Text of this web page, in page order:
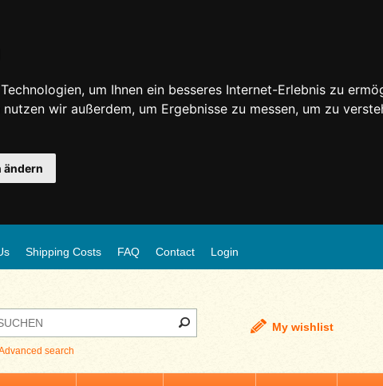
um Ihnen ein besseres Internet-Erlebnis zu
wir außerdem, um Ergebnisse zu messen, um zu
ändern
Shipping Costs FAQ Contact Login
search
My wishlist